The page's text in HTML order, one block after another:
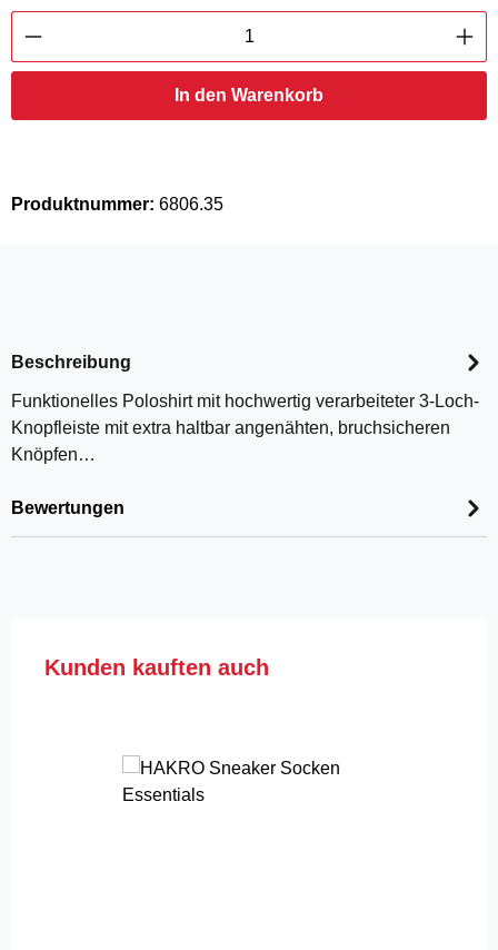
Produkt Anzahl: Gib den gewünschten
In den Warenkorb
Produktnummer: 6806.35
Beschreibung
Funktionelles Poloshirt mit hochwertig verarbeiteter 3-Loch-
Knopfleiste mit extra haltbar angenähten, bruchsicheren
Knöpfen…
Bewertungen
Produktgalerie überspringen
Kunden kauften auch